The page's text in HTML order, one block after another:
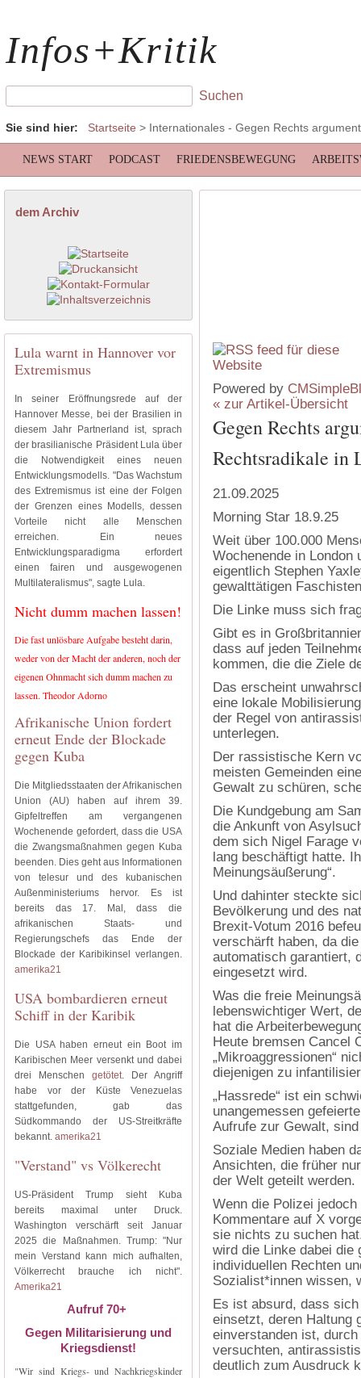
Infos+Kritik
Sie sind hier: Startseite > Internationales - Gegen Rechts
NEWS START PODCAST FRIEDENSBEWEGUNG
dem Archiv
Lula warnt in Hannover vor
Extremismus
In seiner Eröffnungsrede auf der
Hannover Messe, bei der Brasilien in
diesem Jahr Partnerland ist, sprach
der brasilianische Präsident Lula über
die Notwendigkeit eines neuen
Entwicklungsmodells. "Das Wachstum
des Extremismus ist eine der Folgen
der Grenzen eines Modells, dessen
Vorteile nicht alle Menschen
erreichen. Ein neues
Entwicklungsparadigma erfordert
einen fairen und ausgewogenen
Multilateralismus", sagte Lula.
Nicht dumm machen lassen!
Die fast unlösbare Aufgabe besteht darin,
weder von der Macht der anderen, noch der
eigenen Ohnmacht sich dumm machen zu
lassen. Theodor Adorno
Afrikanische Union fordert
erneut Ende der Blockade
gegen Kuba
Die Mitgliedsstaaten der Afrikanischen
Union (AU) haben auf ihrem 39.
Gipfeltreffen am vergangenen
Wochenende gefordert, dass die USA
die Zwangsmaßnahmen gegen Kuba
beenden. Dies geht aus Informationen
von telesur und des kubanischen
Außenministeriums hervor. Es ist
bereits das 17. Mal, dass die
afrikanischen Staats- und
Regierungschefs das Ende der
Blockade der Karibikinsel verlangen.
amerika21
USA bombardieren erneut
Schiff in der Karibik
Die USA haben erneut ein Boot im
Karibischen Meer versenkt und dabei
drei Menschen getötet. Der Angriff
habe vor der Küste Venezuelas
stattgefunden, gab das
Südkommando der US-Streitkräfte
bekannt. amerika21
"Verstand" vs Völkerecht
US-Präsident Trump sieht Kuba
bereits maximal unter Druck.
Washington verschärft seit Januar
2025 die Maßnahmen. Trump: "Nur
mein Verstand kann mich aufhalten,
Völkerrecht brauche ich nicht".
Amerika21
Aufruf 70+
Gegen Militarisierung und
Kriegsdienst!
"Wir sind Kriegs- und Nachkriegskinder
Powered by
« zur Artikel-Übersicht
Gegen Rechts
Rechtsradikale in
21.09.2025
Morning Star 18.9.25
Weit über 100.000
Wochenende in London
eigentlich Stephen
gewalttätigen
Die Linke muss sich
Gibt es in
dass auf jeden
kommen, die die Ziele
Das erscheint
eine lokale
der Regel von
unterlegen.
Der rassistische Kern
meisten Gemeinden
Gewalt zu schüren,
Die Kundgebung am
die Ankunft von
dem sich Nigel Farage
lang beschäftigt hatte.
Meinungsäußerung“.
Und dahinter steckte
Bevölkerung und des
Brexit-Votum 2016
verschärft haben, da
automatisch garantiert,
eingesetzt wird.
Was die freie
lebenswichtiger Wert,
hat die
Heute bremsen Cancel
„Mikroaggressionen“
diejenigen zu
„Hassrede“ ist ein
unangemessen
Aufrufe zur Gewalt,
Soziale Medien haben
Ansichten, die früher
der Welt geteilt werden.
Wenn die Polizei
Kommentare auf X
sie nichts zu suchen
wird die Linke dabei die
individuellen Rechten
Sozialist*innen wissen,
Es ist absurd, dass
einsetzt, deren Haltung
einverstanden ist,
versuchten,
deutlich zum Ausdruck